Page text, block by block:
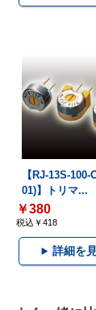
【RJ-13S-100-
01)】トリマ...
￥380
税込￥418
詳細を